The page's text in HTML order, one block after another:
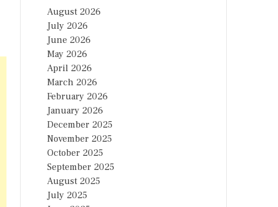
August 2026
July 2026
June 2026
May 2026
April 2026
March 2026
February 2026
January 2026
December 2025
November 2025
October 2025
September 2025
August 2025
July 2025